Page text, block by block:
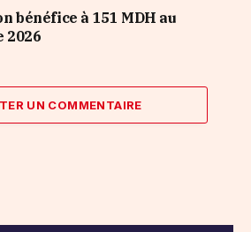
bénéfice à 151 MDH au
2026
UN COMMENTAIRE